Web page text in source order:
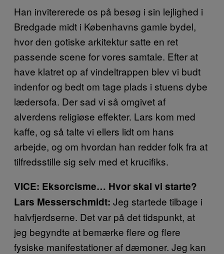
Han invitererede os på besøg i sin lejlighed i
Bredgade midt i Københavns gamle bydel,
hvor den gotiske arkitektur satte en ret
passende scene for vores samtale. Efter at
have klatret op af vindeltrappen blev vi budt
indenfor og bedt om tage plads i stuens dybe
lædersofa. Der sad vi så omgivet af
alverdens religiøse effekter. Lars kom med
kaffe, og så talte vi ellers lidt om hans
arbejde, og om hvordan han redder folk fra at
tilfredsstille sig selv med et krucifiks.
VICE: Eksorcisme… Hvor skal vi starte?
Lars Messerschmidt: Jeg startede tilbage i
halvfjerdserne. Det var på det tidspunkt, at
jeg begyndte at bemærke flere og flere
fysiske manifestationer af dæmoner. Jeg kan